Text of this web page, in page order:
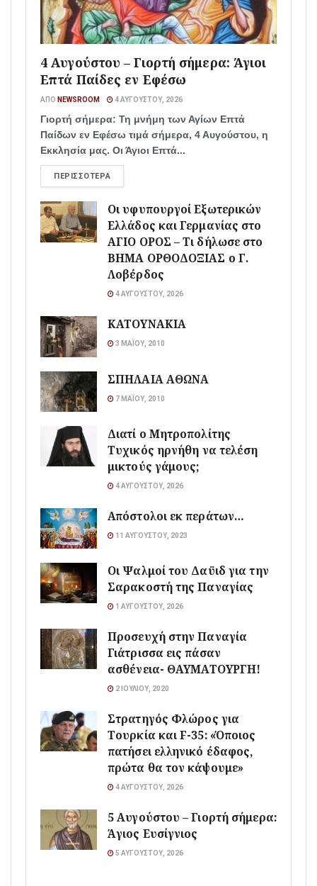
4 Αυγούστου – Γιορτή σήμερα: Άγιοι
Επτά Παίδες εν Εφέσω
ΑΠΌ NEWSROOM 4 ΑΥΓΟΎΣΤΟΥ, 2026
Γιορτή σήμερα: Τη μνήμη των Αγίων Επτά
Παίδων εν Εφέσω τιμά σήμερα, 4 Αυγούστου, η
Εκκλησία μας. Οι Άγιοι Επτά...
ΠΕΡΙΣΣΌΤΕΡΑ
Οι υφυπουργοί Εξωτερικών
Ελλάδος και Γερμανίας στο
ΑΓΙΟ ΟΡΟΣ – Τι δήλωσε στο
ΒΗΜΑ ΟΡΘΟΔΟΞΙΑΣ ο Γ.
Λοβέρδος
4 ΑΥΓΟΎΣΤΟΥ, 2026
ΚΑΤΟΥΝΑΚΙΑ
3 ΜΑΪ́ΟΥ, 2010
ΣΠΗΛΑΙΑ ΑΘΩΝΑ
7 ΜΑΪ́ΟΥ, 2010
Διατί ο Μητροπολίτης
Τυχικός ηρνήθη να τελέση
μικτούς γάμους;
4 ΑΥΓΟΎΣΤΟΥ, 2026
Απόστολοι εκ περάτων…
11 ΑΥΓΟΎΣΤΟΥ, 2023
Οι Ψαλμοί του Δαϋιδ για την
Σαρακοστή της Παναγίας
1 ΑΥΓΟΎΣΤΟΥ, 2026
Προσευχή στην Παναγία
Γιάτρισσα εις πάσαν
ασθένεια- ΘΑΥΜΑΤΟΥΡΓΗ!
2 ΙΟΥΛΊΟΥ, 2020
Στρατηγός Φλώρος για
Τουρκία και F-35: «Όποιος
πατήσει ελληνικό έδαφος,
πρώτα θα τον κάψουμε»
4 ΑΥΓΟΎΣΤΟΥ, 2026
5 Αυγούστου – Γιορτή σήμερα:
Άγιος Ευσίγνιος
5 ΑΥΓΟΎΣΤΟΥ, 2026